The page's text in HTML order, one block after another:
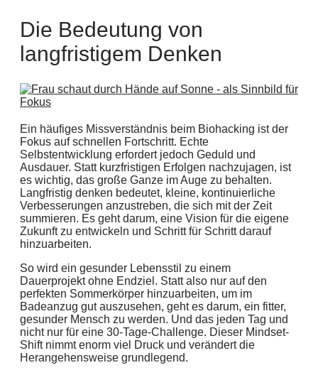
Die Bedeutung von
langfristigem Denken
Ein häufiges Missverständnis beim Biohacking ist der
Fokus auf schnellen Fortschritt. Echte
Selbstentwicklung erfordert jedoch Geduld und
Ausdauer. Statt kurzfristigen Erfolgen nachzujagen, ist
es wichtig, das große Ganze im Auge zu behalten.
Langfristig denken bedeutet, kleine, kontinuierliche
Verbesserungen anzustreben, die sich mit der Zeit
summieren. Es geht darum, eine Vision für die eigene
Zukunft zu entwickeln und Schritt für Schritt darauf
hinzuarbeiten.
So wird ein gesunder Lebensstil zu einem
Dauerprojekt ohne Endziel. Statt also nur auf den
perfekten Sommerkörper hinzuarbeiten, um im
Badeanzug gut auszusehen, geht es darum, ein fitter,
gesunder Mensch zu werden. Und das jeden Tag und
nicht nur für eine 30-Tage-Challenge. Dieser Mindset-
Shift nimmt enorm viel Druck und verändert die
Herangehensweise grundlegend.